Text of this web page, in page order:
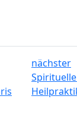
nächster